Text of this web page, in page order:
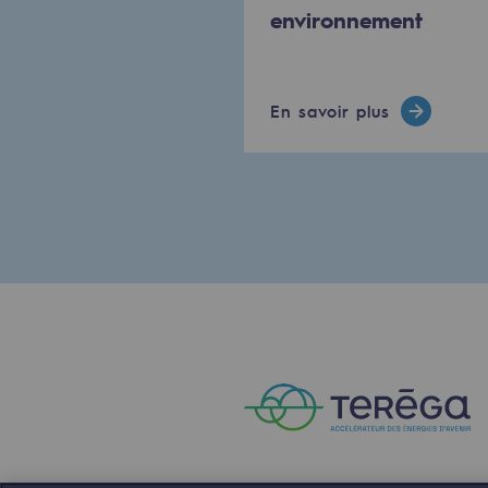
Acteur engagé
Acteur engagé
Décarbonation : une priorité
environnement
En savoir plus